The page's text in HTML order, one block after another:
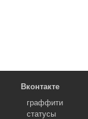
Вконтакте
граффити
статусы